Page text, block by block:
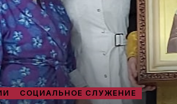
СОЦИАЛЬНОЕ СЛУЖЕНИЕ